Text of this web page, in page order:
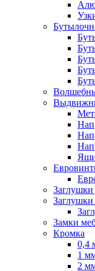
Заглушки
Заглушки
Замки
Кромка
0,4
1
2